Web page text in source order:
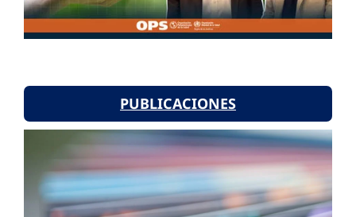
PUBLICACIONES